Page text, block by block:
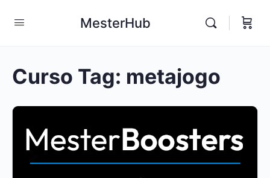
MesterHub
Curso Tag: metajogo